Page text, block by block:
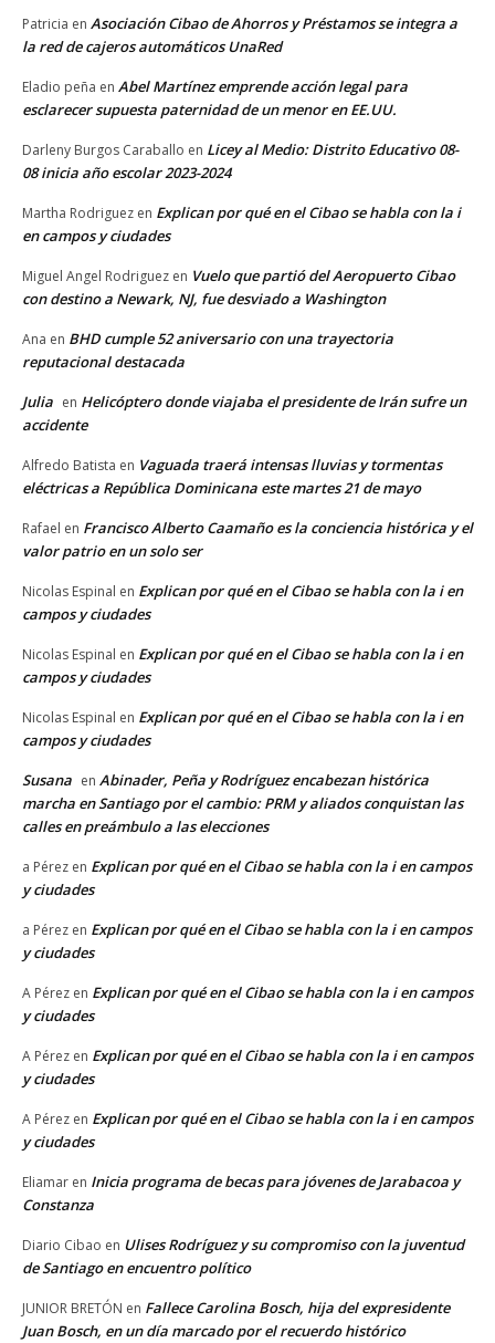
Patricia en Asociación Cibao de Ahorros y Préstamos se integra a
la red de cajeros automáticos UnaRed
Eladio peña en Abel Martínez emprende acción legal para
esclarecer supuesta paternidad de un menor en EE.UU.
Darleny Burgos Caraballo en Licey al Medio: Distrito Educativo 08-
08 inicia año escolar 2023-2024
Martha Rodriguez en Explican por qué en el Cibao se habla con la i
en campos y ciudades
Miguel Angel Rodriguez en Vuelo que partió del Aeropuerto Cibao
con destino a Newark, NJ, fue desviado a Washington
Ana en BHD cumple 52 aniversario con una trayectoria
reputacional destacada
Julia en Helicóptero donde viajaba el presidente de Irán sufre un
accidente
Alfredo Batista en Vaguada traerá intensas lluvias y tormentas
eléctricas a República Dominicana este martes 21 de mayo
Rafael en Francisco Alberto Caamaño es la conciencia histórica y el
valor patrio en un solo ser
Nicolas Espinal en Explican por qué en el Cibao se habla con la i en
campos y ciudades
Nicolas Espinal en Explican por qué en el Cibao se habla con la i en
campos y ciudades
Nicolas Espinal en Explican por qué en el Cibao se habla con la i en
campos y ciudades
Susana en Abinader, Peña y Rodríguez encabezan histórica
marcha en Santiago por el cambio: PRM y aliados conquistan las
calles en preámbulo a las elecciones
a Pérez en Explican por qué en el Cibao se habla con la i en campos
y ciudades
a Pérez en Explican por qué en el Cibao se habla con la i en campos
y ciudades
A Pérez en Explican por qué en el Cibao se habla con la i en campos
y ciudades
A Pérez en Explican por qué en el Cibao se habla con la i en campos
y ciudades
A Pérez en Explican por qué en el Cibao se habla con la i en campos
y ciudades
Eliamar en Inicia programa de becas para jóvenes de Jarabacoa y
Constanza
Diario Cibao en Ulises Rodríguez y su compromiso con la juventud
de Santiago en encuentro político
JUNIOR BRETÓN en Fallece Carolina Bosch, hija del expresidente
Juan Bosch, en un día marcado por el recuerdo histórico